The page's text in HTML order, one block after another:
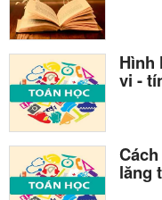
Hình
vi -
lăng